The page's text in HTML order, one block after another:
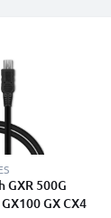
GXR 500G
GX CX4